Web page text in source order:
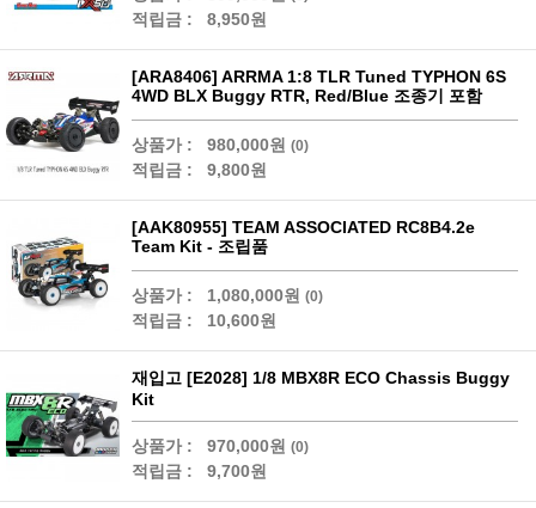
적립금 : 8,950원
[ARA8406] ARRMA 1:8 TLR Tuned TYPHON 6S
4WD BLX Buggy RTR, Red/Blue 조종기 포함
상품가 : 980,000원 (0)
적립금 : 9,800원
[AAK80955] TEAM ASSOCIATED RC8B4.2e
Team Kit - 조립품
상품가 : 1,080,000원 (0)
적립금 : 10,600원
재입고 [E2028] 1/8 MBX8R ECO Chassis Buggy
Kit
상품가 : 970,000원 (0)
적립금 : 9,700원